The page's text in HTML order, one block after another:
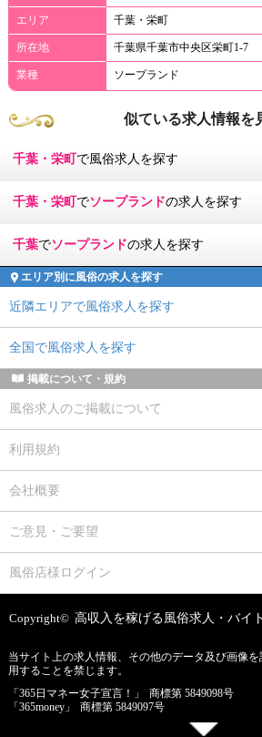
エリア 千葉・栄町
所在地 千葉県千葉市中央区栄町1-7
業種 ソープランド
似ている求人情報を
千葉・栄町で風俗求人を探す
千葉・栄町でソープランドの求人を探す
千葉でソープランドの求人を探す
エリア別に風俗の求人を探す
近隣エリアで風俗求人を探す
全国で風俗求人を探す
掲載について・規約
風俗求人のご掲載について
利用規約
会社概要
ご意見・ご要望
風俗店様ログイン
Copyright© 高収入を稼げる風俗求人・バイ
当サイト上の求人情報、その他のデータ及び画像
用することを禁じます。
「365日マネー女子宣言！」
商標第 5849098号
「365money」
商標第 5849097号